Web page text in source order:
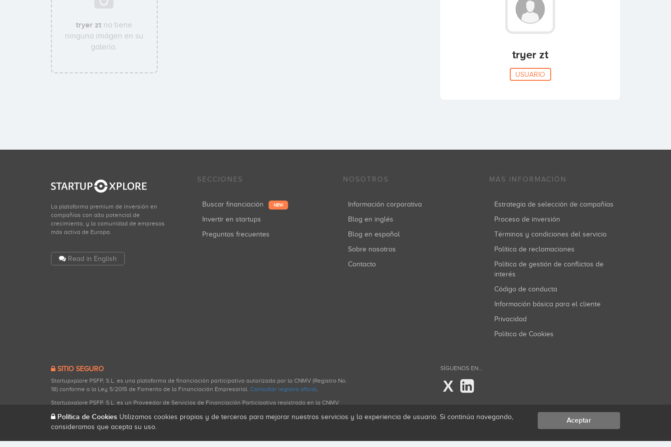
tryer zt no tiene
ninguna imágen en su
galería.
tryer zt
USUARIO
La plataforma premium de inversión en
compañías con alto potencial de
crecimiento, y la comunidad de empresas
más activa de Europa.
Read in English
SECCIONES
Buscar financiación NEW
Invertir en startups
Preguntas frecuentes
NOSOTROS
Información corporativa
Blog en inglés
Blog en español
Sobre nosotros
Contacto
MÁS INFORMACIÓN
Estrategia de selección de compañías
Proceso de inversión
Términos y condiciones del servicio
Política de reclamaciones
Política de gestión de conflictos de
interés
Código de conducta
Información básica para el cliente
Privacidad
Política de Cookies
SITIO SEGURO
Startupxplore PSFP, S.L. es una plataforma de financiación participativa autorizada por la CNMV (Registro No.
18) conforme a la Ley 5/2015 de Fomento de la Financiación Empresarial. Consultar registro oficial.
Startupxplore PSFP, S.L. es un Proveedor de Servicios de Financiación Participativa registrado en la CNMV
SÍGUENOS EN...
X
Política de Cookies Utilizamos cookies propias y de terceros para mejorar nuestros servicios y la experiencia de usuario. Si continúa navegando,
consideramos que acepta su uso.
Aceptar